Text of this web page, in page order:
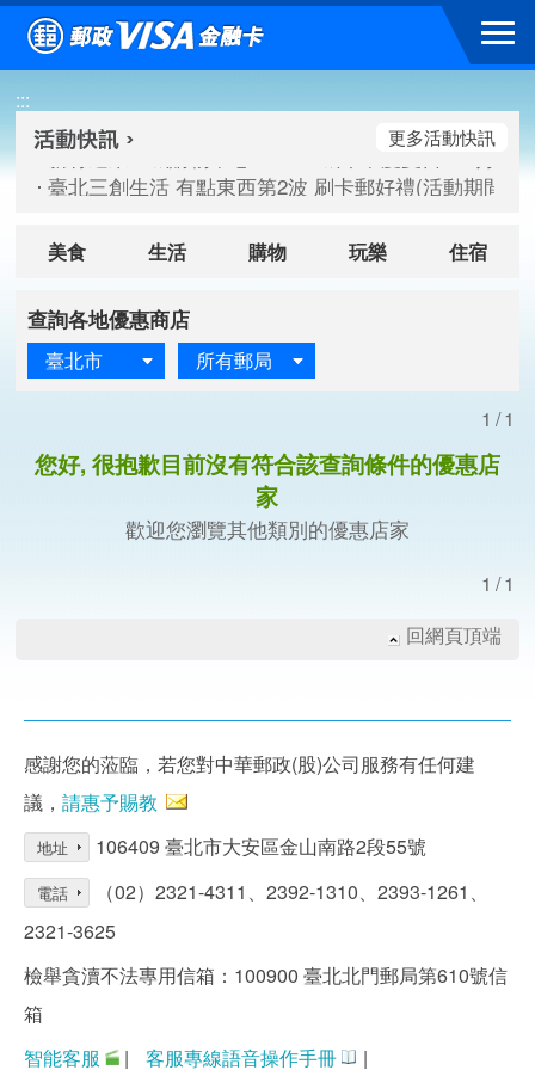
跳到主要內容區塊
:::
新竹遠東巨城購物中心 2026巨城年中慶夏日BIG好刷(
桃園大江國際購物中心 好饗去大江檔期(活動期間：
新竹遠東巨城購物中心 2026巨城年中慶夏日BIG好刷(
臺北三創生活 有點東西第2波 刷卡郵好禮(活動期間：
更多活動快訊
美食 生活 購物 玩樂 住宿
查詢各地優惠商店
臺北市 所有郵局
1/1
您好, 很抱歉目前沒有符合該查詢條件的優惠店
家
歡迎您瀏覽其他類別的優惠店家
1/1
回網頁頂端
感謝您的蒞臨，若您對中華郵政(股)公司服務有任何建
議， 請惠予賜教
地址 106409 臺北市大安區金山南路2段55號
電話
（02）2321-4311、2392-1310、2393-1261、
2321-3625
檢舉貪瀆不法專用信箱：100900 臺北北門郵局第610號信
箱
智能客服
| 客服專線語音操作手冊 |